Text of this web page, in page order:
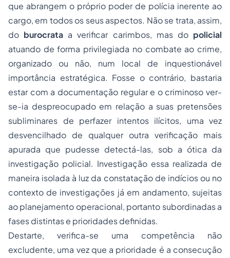
que abrangem o próprio poder de polícia inerente ao
cargo, em todos os seus aspectos. Não se trata, assim,
do burocrata a verificar carimbos, mas do policial
atuando de forma privilegiada no combate ao crime,
organizado ou não, num local de inquestionável
importância estratégica. Fosse o contrário, bastaria
estar com a documentação regular e o criminoso ver-
se-ia despreocupado em relação a suas pretensões
subliminares de perfazer intentos ilícitos, uma vez
desvencilhado de qualquer outra verificação mais
apurada que pudesse detectá-las, sob a ótica da
investigação policial. Investigação essa realizada de
maneira isolada à luz da constatação de indícios ou no
contexto de investigações já em andamento, sujeitas
ao planejamento operacional, portanto subordinadas a
fases distintas e prioridades definidas.
Destarte, verifica-se uma competência não
excludente, uma vez que a prioridade é a consecução